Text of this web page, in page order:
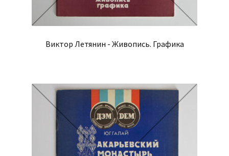
Виктор Летянин - Живопись. Графика